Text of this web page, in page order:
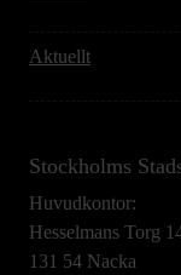
Aktuellt
Stockholms
Huvudkontor:
Hesselmans Torg
131 54 Nacka